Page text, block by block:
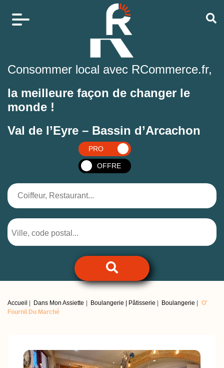
Consommer local avec RCommerce.fr,
la meilleure façon de changer le
monde !
Val de l’Eyre – Bassin d’Arcachon
PRO
OFFRE
Accueil Dans Mon Assiette Boulangerie | Pâtisserie Boulangerie
O'
Fournil Du Marché